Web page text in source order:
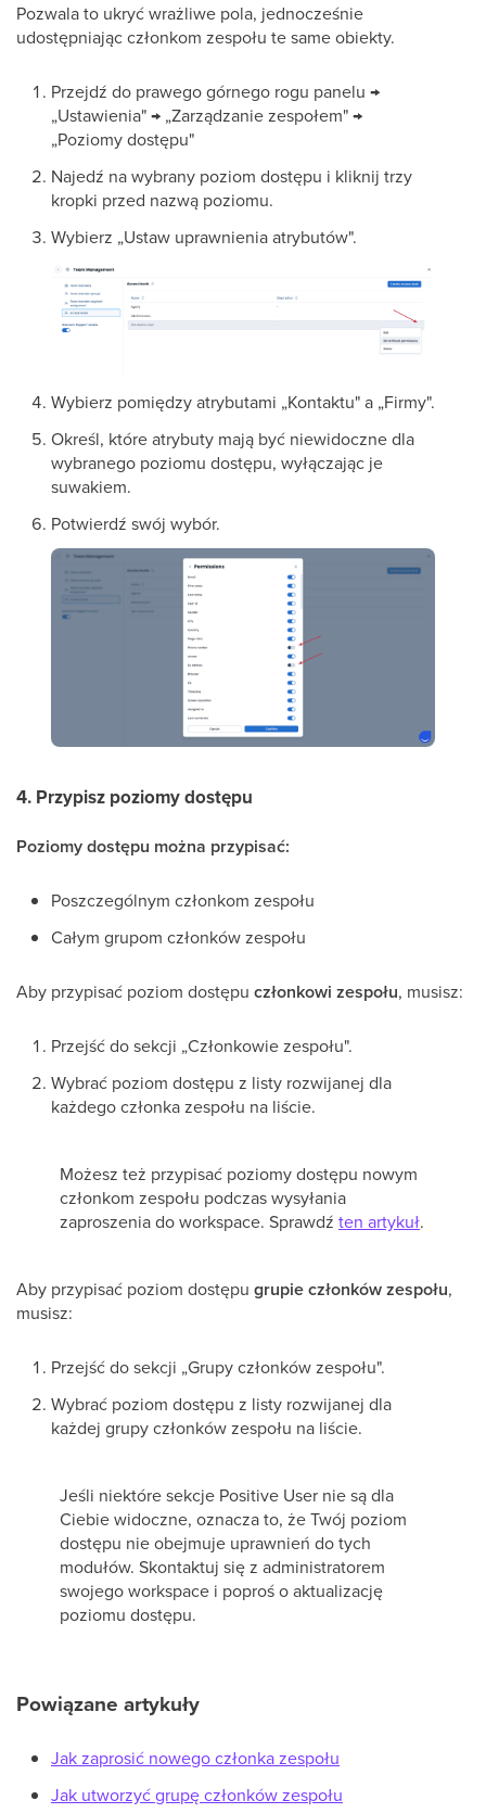
Pozwala to ukryć wrażliwe pola, jednocześnie
udostępniając członkom zespołu te same obiekty.
Przejdź do prawego górnego rogu panelu →
„Ustawienia" → „Zarządzanie zespołem" →
„Poziomy dostępu"
Najedź na wybrany poziom dostępu i kliknij trzy
kropki przed nazwą poziomu.
Wybierz „Ustaw uprawnienia atrybutów".
Wybierz pomiędzy atrybutami „Kontaktu" a „Firmy".
Określ, które atrybuty mają być niewidoczne dla
wybranego poziomu dostępu, wyłączając je
suwakiem.
Potwierdź swój wybór.
4. Przypisz poziomy dostępu
Poziomy dostępu można przypisać:
Poszczególnym członkom zespołu
Całym grupom członków zespołu
Aby przypisać poziom dostępu członkowi zespołu, musisz:
Przejść do sekcji „Członkowie zespołu".
Wybrać poziom dostępu z listy rozwijanej dla
każdego członka zespołu na liście.
Możesz też przypisać poziomy dostępu nowym
członkom zespołu podczas wysyłania
zaproszenia do workspace. Sprawdź ten artykuł.
Aby przypisać poziom dostępu grupie członków zespołu,
musisz:
Przejść do sekcji „Grupy członków zespołu".
Wybrać poziom dostępu z listy rozwijanej dla
każdej grupy członków zespołu na liście.
Jeśli niektóre sekcje Positive User nie są dla
Ciebie widoczne, oznacza to, że Twój poziom
dostępu nie obejmuje uprawnień do tych
modułów. Skontaktuj się z administratorem
swojego workspace i poproś o aktualizację
poziomu dostępu.
Powiązane artykuły
Jak zaprosić nowego członka zespołu
Jak utworzyć grupę członków zespołu